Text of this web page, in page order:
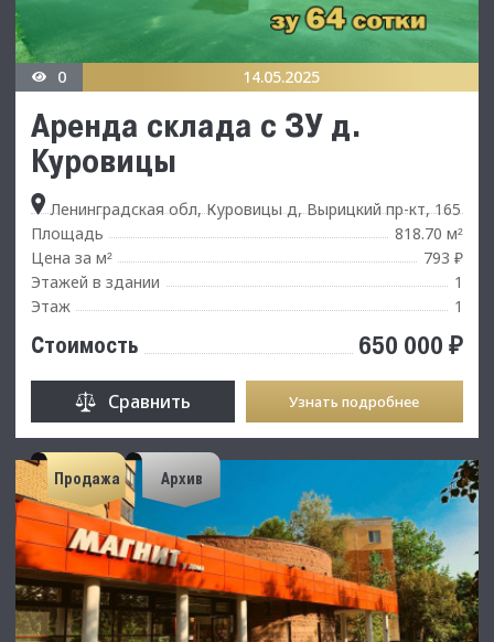
0 14.05.2025
Аренда склада с ЗУ д.
Куровицы
Ленинградская обл, Куровицы д, Вырицкий пр-кт, 165
Площадь
818.70 м²
Цена за м²
793 ₽
Этажей в здании
1
Этаж
1
Стоимость 650 000 ₽
Сравнить Узнать подробнее
Продажа Архив